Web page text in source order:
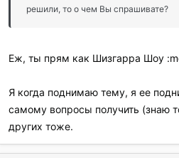
решили, то о чем Вы спрашивате?
Еж, ты прям как Шизгарра Шоу
Я когда поднимаю тему, я ее
самому вопросы получить (знаю
других тоже.